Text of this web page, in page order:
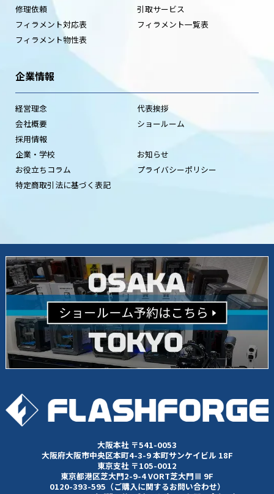
修理依頼
引取サービス
フィラメント対応表
フィラメント一覧表
フィラメント物性表
企業情報
経営理念
代表挨拶
会社概要
ショールーム
採用情報
企業・学校
お知らせ
お役立ちコラム
プライバシーポリシー
特定商取引法に基づく表記
大阪本社 〒541-0053
大阪府大阪市中央区本町4-3-9 本町サンケイビル 18F
東京支社 〒105-0012
東京都港区芝大門2-9-4 VORT芝大門Ⅲ 9F
0120-393-595（ご購入に関するお問い合わせ）